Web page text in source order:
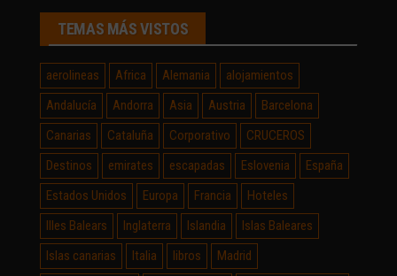
TEMAS MÁS VISTOS
aerolineas Africa Alemania
alojamientos
Andalucía
Andorra Asia Austria
Barcelona
Canarias
Cataluña Corporativo
CRUCEROS
Destinos
emirates escapadas Eslovenia
España
Estados Unidos
Europa Francia
Hoteles
Illes Balears
Inglaterra Islandia
Islas Baleares
Islas canarias
Italia libros
Madrid